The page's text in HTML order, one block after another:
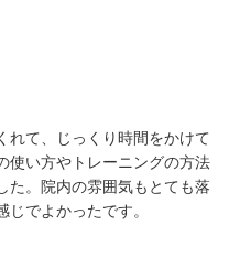
れて、じっくり時間をかけて
使い方やトレーニングの方法
た。院内の雰囲気もとても落
でよかったです。